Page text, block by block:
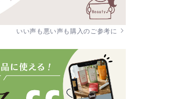
いい声も悪い声も購入のご参考に